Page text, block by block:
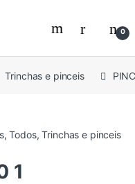
0
Trinchas e pinceis
,Todos,Trinchas e pinceis
1